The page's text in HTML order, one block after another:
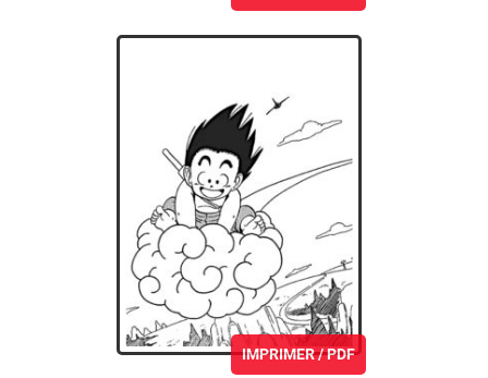
IMPRIMER / PDF